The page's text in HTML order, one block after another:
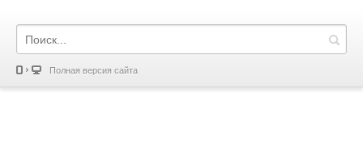
Полная версия сайта